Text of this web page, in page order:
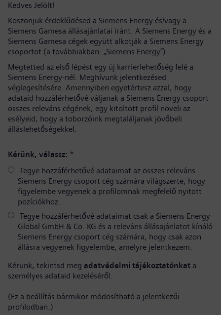
Kedves Jelölt!
Köszönjük érdeklődésed a Siemens Energy és/vagy a
Siemens Gamesa állásajánlatai iránt. A Siemens Energy és a
Siemens Gamesa cégek együtt alkotják a Siemens Energy
csoportot (a továbbiakban: „Siemens Energy”).
Megtetted az első lépést egy új karrierlehetőség felé a
Siemens Energy-nél. Meghívunk jelentkezésed
véglegesítésére. Amennyiben egyetértesz azzal, hogy
adataid hozzáférhetővé váljanak a Siemens Energy csoport
összes releváns cégének, egy kitöltött profil növeli az
esélyeid, hogy a toborzóink megtaláljanak jövőbeli
álláslehetőségekkel.
Kérünk, válassz: *
Tegye hozzáférhetővé adataimat az összes releváns
Siemens Energy csoport cég számára világszerte, hogy
figyelembe vegyenek a profilomnak megfelelő nyitott
pozíciókhoz.
Tegye hozzáférhetővé adataimat csak a Siemens Energy
Global GmbH & Co. KG és a releváns állásajánlatot kínáló
Siemens Energy csoport cég számára, hogy csak azon
állásra vegyenek figyelembe, amelyre jelentkezem.
Kérünk, tekintsd meg adatvédelmi tájékoztatónkat a
személyes adataid kezeléséről.
(Ez a beállítás bármikor módosítható a jelentkezői
profilodban.)